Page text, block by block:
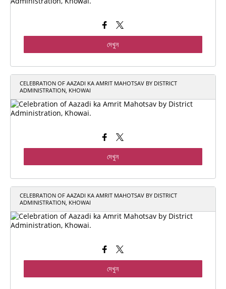
দেখুন
CELEBRATION OF AAZADI KA AMRIT MAHOTSAV BY DISTRICT
ADMINISTRATION, KHOWAI
দেখুন
CELEBRATION OF AAZADI KA AMRIT MAHOTSAV BY DISTRICT
ADMINISTRATION, KHOWAI
দেখুন